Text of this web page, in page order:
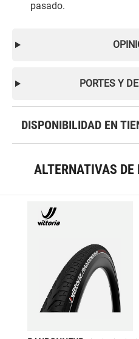
pasado.
PORTES Y
DISPONIBILIDAD EN
ALTERNATIVAS